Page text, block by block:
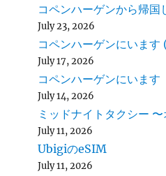
コペンハーゲンから帰国
July 23, 2026
コペンハーゲンにいます
July 17, 2026
コペンハーゲンにいます
July 14, 2026
ミッドナイトタクシー
July 11, 2026
UbigiのeSIM
July 11, 2026